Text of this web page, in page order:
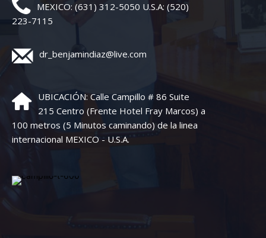
MEXICO: (631) 312-5050 U.S.A: (520)
223-7115
dr_benjamindiaz@live.com
UBICACIÓN: Calle Campillo # 86 Suite
215 Centro (Frente Hotel Fray Marcos) a
100 metros (5 Minutos caminando) de la linea
internacional MEXICO - U.S.A.